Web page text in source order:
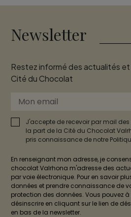
Newsletter
Restez informé des actualités
Cité du Chocolat
J'accepte de recevoir par mail
la part de la Cité du Chocolat
pris connaissance de notre
En renseignant mon adresse, je
chocolat Valrhona m'adresse des
par voie électronique. Pour en savoir
données et prendre connaissance de
protection des données. Vous pouvez
désinscrire en cliquant sur le lien de
en bas de la newsletter.